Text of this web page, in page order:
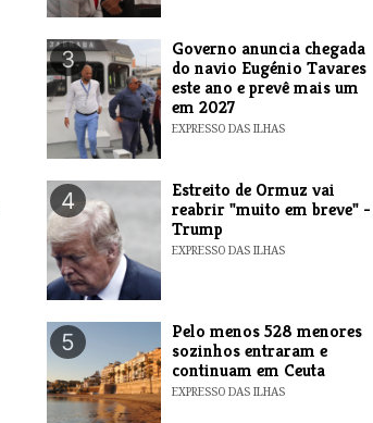
3
Governo anuncia chegada
do navio Eugénio Tavares
este ano e prevê mais um
em 2027
EXPRESSO DAS ILHAS
4
Estreito de Ormuz vai
reabrir "muito em breve" -
Trump
EXPRESSO DAS ILHAS
5
Pelo menos 528 menores
sozinhos entraram e
continuam em Ceuta
EXPRESSO DAS ILHAS